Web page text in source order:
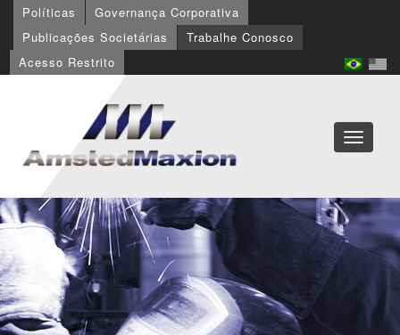
Políticas
Governança Corporativa
Publicações Societárias
Trabalhe Conosco
Acesso Restrito